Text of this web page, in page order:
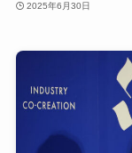
2025年6月30日